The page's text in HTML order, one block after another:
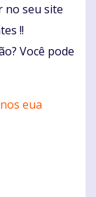
no seu site
!!
Você pode
eua